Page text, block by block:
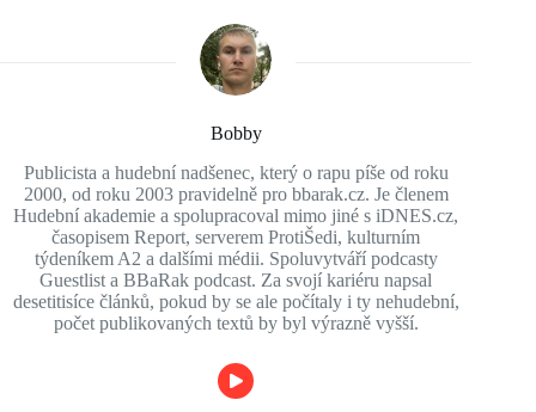
Bobby
Publicista a hudební nadšenec, který o rapu píše od roku
2000, od roku 2003 pravidelně pro bbarak.cz. Je členem
Hudební akademie a spolupracoval mimo jiné s iDNES.cz,
časopisem Report, serverem ProtiŠedi, kulturním
týdeníkem A2 a dalšími médii. Spoluvytváří podcasty
Guestlist a BBaRak podcast. Za svojí kariéru napsal
desetitisíce článků, pokud by se ale počítaly i ty nehudební,
počet publikovaných textů by byl výrazně vyšší.